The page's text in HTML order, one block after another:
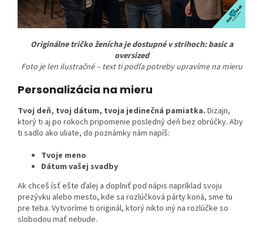
Originálne tričko ženícha je dostupné v strihoch: basic a
oversized
Foto je len ilustračné – text ti podľa potreby upravíme na mieru
Personalizácia na mieru
Tvoj deň, tvoj dátum, tvoja jedinečná pamiatka. Dizajn,
ktorý ti aj po rokoch pripomenie posledný deň bez obrúčky. Aby
ti sadlo ako uliate, do poznámky nám napíš:
Tvoje meno
Dátum vašej svadby
Ak chceš ísť ešte ďalej a doplniť pod nápis napríklad svoju
prezývku alebo mesto, kde sa rozlúčková párty koná, sme tu
pre teba. Vytvoríme ti originál, ktorý nikto iný na rozlúčke so
slobodou mať nebude.